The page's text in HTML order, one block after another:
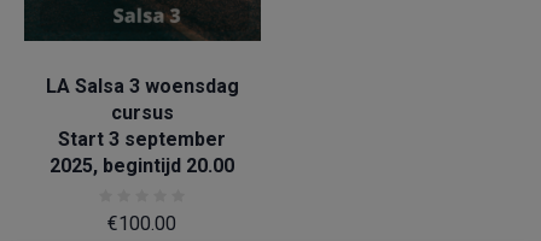
LA Salsa 3 woensdag
cursus
Start 3 september
2025, begintijd 20.00
€100.00